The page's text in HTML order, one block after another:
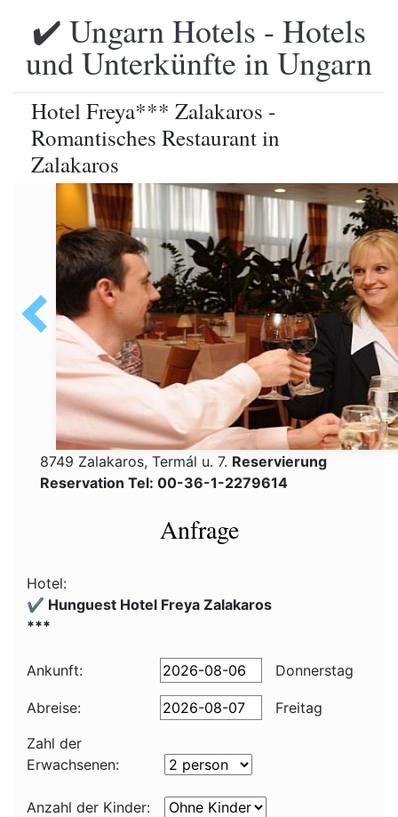
✔️ Ungarn Hotels - Hotels
und Unterkünfte in Ungarn
Hotel Freya*** Zalakaros -
Romantisches Restaurant in
Zalakaros
8749 Zalakaros, Termál u. 7. Reservierung
Reservation Tel: 00-36-1-2279614
Anfrage
Hotel:
✔️ Hunguest Hotel Freya Zalakaros
***
Ankunft: Donnerstag
Abreise:
Freitag
Zahl der
Erwachsenen:
Anzahl der Kinder: